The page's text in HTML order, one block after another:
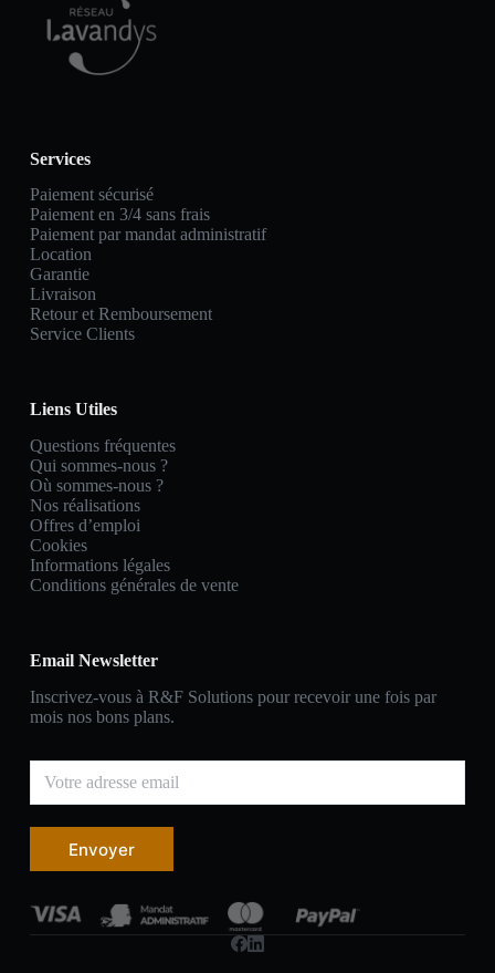
Services
Paiement sécurisé
Paiement en 3/4 sans frais
Paiement par mandat administratif
Location
Garantie
Livraison
Retour et Remboursement
Service Clients
Liens Utiles
Questions fréquentes
Qui sommes-nous ?
Où sommes-nous ?
Nos réalisations
Offres d’emploi
Cookies
Informations légales
Conditions générales de vente
Email Newsletter
Inscrivez-vous à R&F Solutions pour recevoir une fois par
mois nos bons plans.
Envoyer